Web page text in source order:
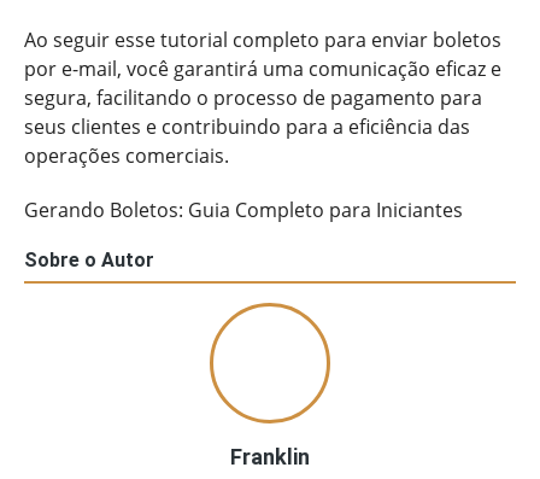
Ao seguir esse tutorial completo para enviar boletos
por e-mail, você garantirá uma comunicação eficaz e
segura, facilitando o processo de pagamento para
seus clientes e contribuindo para a eficiência das
operações comerciais.
Gerando Boletos: Guia Completo para Iniciantes
Sobre o Autor
Franklin